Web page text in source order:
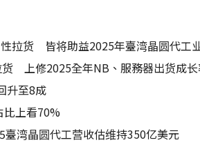
拉货 皆将助益2025年臺湾晶圆代工
上修2025全年NB、服務器出货成
升至8成
上看70%
湾晶圆代工营收估维持350亿美元